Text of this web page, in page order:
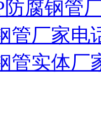
防腐钢管
管厂家电
管实体厂